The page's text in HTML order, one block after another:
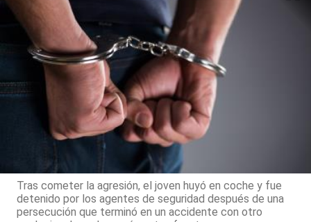
Tras cometer la agresión, el joven huyó en coche y fue
detenido por los agentes de seguridad después de una
persecución que terminó en un accidente con otro